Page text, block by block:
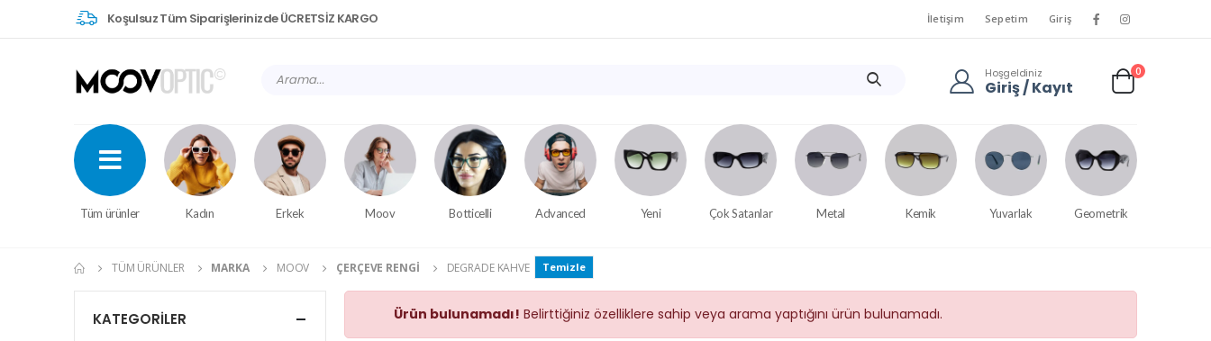
Koşulsuz Tüm Siparişlerinizde ÜCRETSİZ KARGO İletişim Sepetim Giriş
Hoşgeldiniz
Giriş / Kayıt
0
Tüm ürünler Kadın Erkek Moov Botticelli Advanced Yeni Çok Satanlar Metal Kemik Yuvarlak Geometrik
TÜM ÜRÜNLER MARKA MOOV ÇERÇEVE RENGI DEGRADE KAHVE Temizle
Ürün bulunamadı! Belirttiğiniz özelliklere sahip veya arama yaptığını ürün bulunamadı.
KATEGORILER